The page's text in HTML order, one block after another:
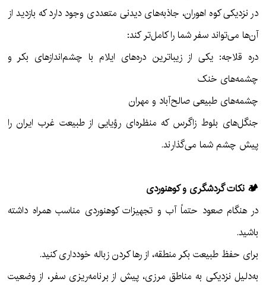
در نزدیکی کوه اهوران، جاذبه‌های دیدنی متعددی وجود دارد که بازدید از
آن‌ها می‌تواند سفر شما را کامل‌تر کند:
دره قلاجه: یکی از زیباترین دره‌های ایلام با چشم‌اندازهای بکر و
چشمه‌های خنک
چشمه‌های طبیعی صالح‌آباد و مهران
جنگل‌های بلوط زاگرس که منظره‌ای رؤیایی از طبیعت غرب ایران را
پیش چشم شما می‌گذارند.
🏕 نکات گردشگری و کوهنوردی
در هنگام صعود حتماً آب و تجهیزات کوهنوردی مناسب همراه داشته
باشید.
برای حفظ طبیعت بکر منطقه، از رها کردن زباله خودداری کنید.
به‌دلیل نزدیکی به مناطق مرزی، پیش از برنامه‌ریزی سفر، از وضعیت